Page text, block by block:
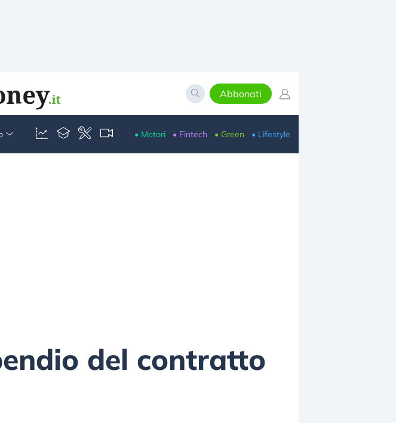
Abbonati
• Motori • Fintech • Green • Lifestyle
del contratto